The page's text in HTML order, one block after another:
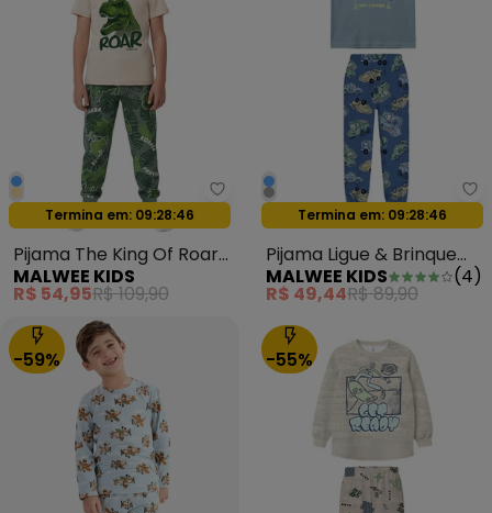
Malwee Kids - Pijama The King
Oferta relâmpago
Termina em: 09:28:44
Pijama The King Of Roar
Bege
MALWEE KIDS
R$ 54,95R$ 109,90
Oferta relâmpago
Termina em: 09:28:44
Pijama Ligue & Brinque
Brilha no Escuro Azul
MALWEE KIDS (4)
R$ 49,44R$ 89,90
-59% -55%